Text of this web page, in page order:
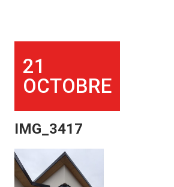
21
OCTOBRE
IMG_3417